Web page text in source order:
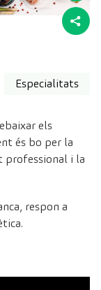
Especialitats
els
és bo per la
professional i la
respon a